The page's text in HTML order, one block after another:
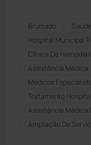
Brumado
Hospital Municipal
Clínica De
Assistência Médica
Médicos
Tratamento
Assistência Médica
Ampliação De